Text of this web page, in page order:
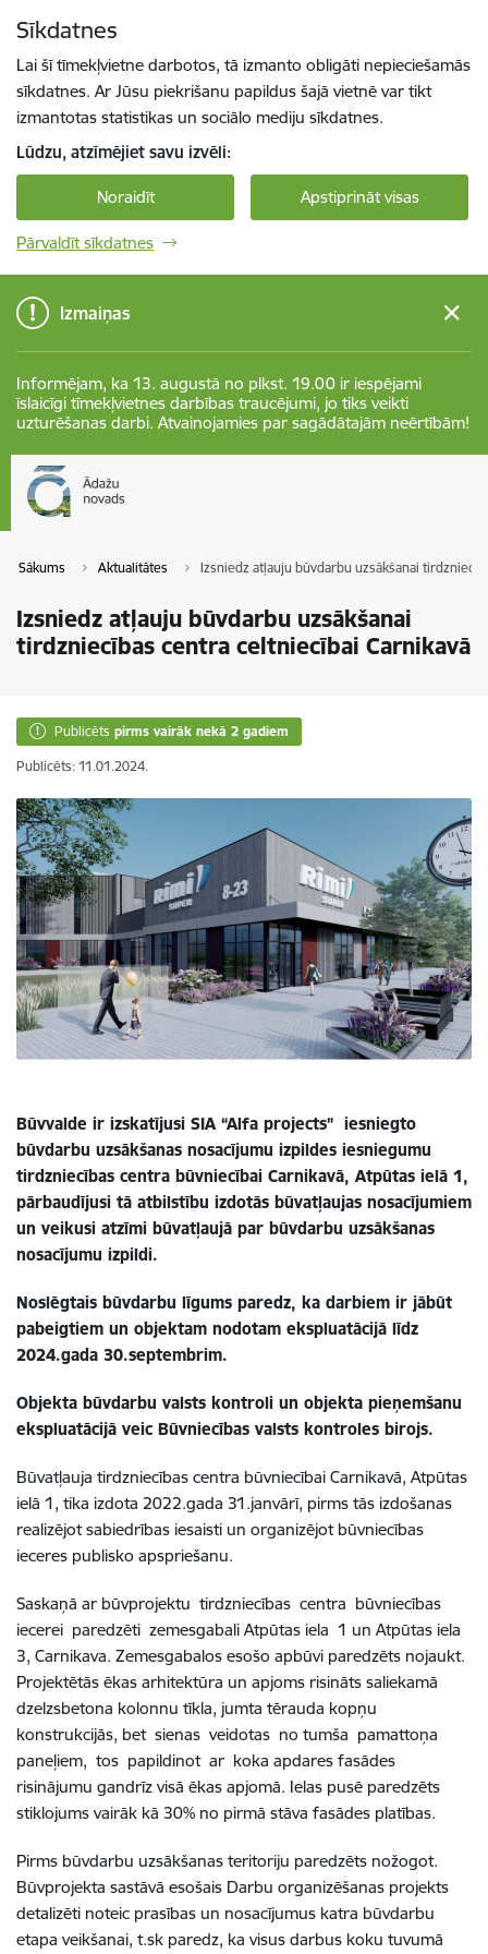
Sīkdatnes
Lai šī tīmekļvietne darbotos, tā izmanto obligāti nepieciešamās
sīkdatnes. Ar Jūsu piekrišanu papildus šajā vietnē var tikt
izmantotas statistikas un sociālo mediju sīkdatnes.
Lūdzu, atzīmējiet savu izvēli:
Noraidīt Apstiprināt visas
Pārvaldīt sīkdatnes
Izmaiņas
Informējam, ka 13. augustā no plkst. 19.00 ir iespējami
īslaicīgi tīmekļvietnes darbības traucējumi, jo tiks veikti
uzturēšanas darbi. Atvainojamies par sagādātajām neērtībām!
Sākums Aktualitātes Izsniedz atļauju būvdarbu uzsākšanai
Izsniedz atļauju būvdarbu uzsākšanai
tirdzniecības centra celtniecībai Carnikavā
Publicēts pirms vairāk nekā 2 gadiem
Publicēts: 11.01.2024.
Būvvalde ir izskatījusi SIA “Alfa projects” iesniegto
būvdarbu uzsākšanas nosacījumu izpildes iesniegumu
tirdzniecības centra būvniecībai Carnikavā, Atpūtas ielā 1,
pārbaudījusi tā atbilstību izdotās būvatļaujas nosacījumiem
un veikusi atzīmi būvatļaujā par būvdarbu uzsākšanas
nosacījumu izpildi.
Noslēgtais būvdarbu līgums paredz, ka darbiem ir jābūt
pabeigtiem un objektam nodotam ekspluatācijā līdz
2024.gada 30.septembrim.
Objekta būvdarbu valsts kontroli un objekta pieņemšanu
ekspluatācijā veic Būvniecības valsts kontroles birojs.
Būvatļauja tirdzniecības centra būvniecībai Carnikavā, Atpūtas
ielā 1, tika izdota 2022.gada 31.janvārī, pirms tās izdošanas
realizējot sabiedrības iesaisti un organizējot būvniecības
ieceres publisko apspriešanu.
Saskaņā ar būvprojektu tirdzniecības centra būvniecības
iecerei paredzēti zemesgabali Atpūtas iela 1 un Atpūtas iela
3, Carnikava. Zemesgabalos esošo apbūvi paredzēts nojaukt.
Projektētās ēkas arhitektūra un apjoms risināts saliekamā
dzelzsbetona kolonnu tīkla, jumta tērauda kopņu
konstrukcijās, bet sienas veidotas no tumša pamattoņa
paneļiem, tos papildinot ar koka apdares fasādes
risinājumu gandrīz visā ēkas apjomā. Ielas pusē paredzēts
stiklojums vairāk kā 30% no pirmā stāva fasādes platības.
Pirms būvdarbu uzsākšanas teritoriju paredzēts nožogot.
Būvprojekta sastāvā esošais Darbu organizēšanas projekts
detalizēti noteic prasības un nosacījumus katra būvdarbu
etapa veikšanai, t.sk paredz, ka visus darbus koku tuvumā